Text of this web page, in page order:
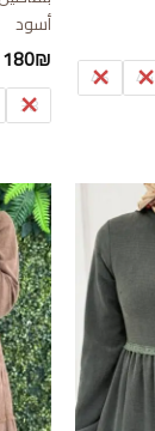
44
46
أسود
180₪
38